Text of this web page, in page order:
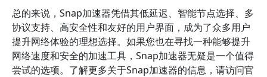
总的来说，Snap加速器凭借其低延迟、智能节点选择、多
协议支持、高安全性和友好的用户界面，成为了众多用户
提升网络体验的理想选择。如果您也在寻找一种能够提升
网络速度和安全的加速工具，Snap加速器无疑是一个值得
尝试的选项。了解更多关于Snap加速器的信息，请访问官